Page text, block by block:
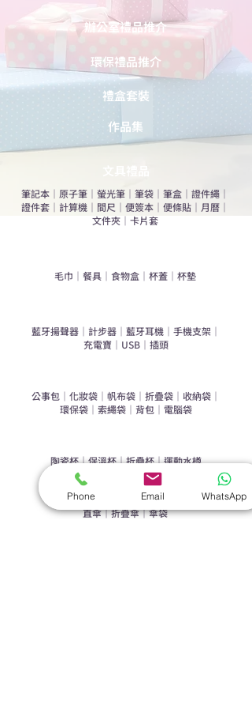
辦公室禮品推介
環保禮品推介
禮盒套裝
作品集
​文具禮品
筆記本 ｜ 原子筆 ｜ 螢光筆 ｜ 筆袋 ｜ 筆盒 ｜ 證件繩 ｜
證件套 ｜ 計算機 ｜ 間尺 ｜ 便簽本 ｜ 便條貼 ｜ 月曆 ｜
文件夾 ｜ 卡片套
​毛巾 ｜ 餐具 ｜ 食物盒 ｜ 杯蓋 ｜ 杯墊
​藍牙揚聲器 ｜ 計步器 ｜ 藍牙耳機 ｜ 手機支架 ｜
充電寶 ｜ USB ｜ 插頭
公事包｜ 化妝袋｜ 帆布袋｜ 折疊袋｜ 收納袋｜
環保袋｜ 索繩袋｜ 背包｜ 電腦袋
陶瓷杯｜保溫杯｜折疊杯｜運動水樽
直傘｜折疊傘｜傘袋
Phone Email WhatsApp